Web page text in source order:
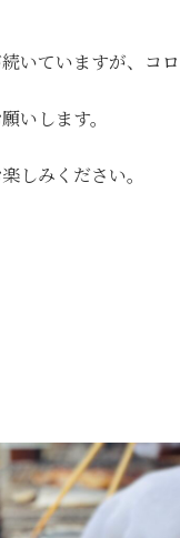
いていますが、コ
いします。
しみください。